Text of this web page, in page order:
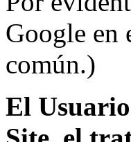
Google en
común.)
El